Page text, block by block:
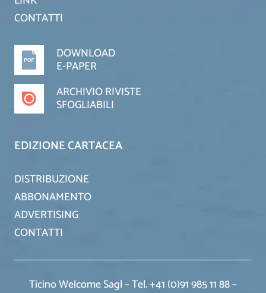
CONTATTI
DOWNLOAD
E-PAPER
ARCHIVIO RIVISTE
SFOGLIABILI
EDIZIONE CARTACEA
DISTRIBUZIONE
ABBONAMENTO
ADVERTISING
CONTATTI
Ticino Welcome Sagl – Tel. +41 (0)91 985 11 88 –